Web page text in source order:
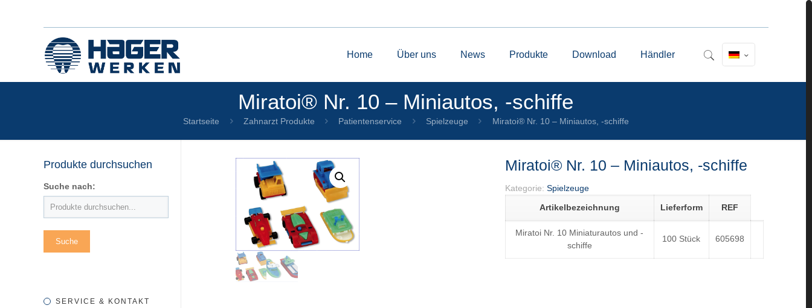
Home Über uns News Produkte Download Händler
Miratoi® Nr. 10 – Miniautos, -schiffe
Startseite Zahnarzt Produkte Patientenservice Spielzeuge Miratoi® Nr. 10 – Miniautos, -schiffe
Miratoi® Nr. 10 – Miniautos, -schiffe
Kategorie: Spielzeuge
Artikelbezeichnung
Lieferform REF
Miratoi Nr. 10 Miniaturautos und -
schiffe
100 Stück 605698
Produkte durchsuchen
Suche nach:
SERVICE & KONTAKT